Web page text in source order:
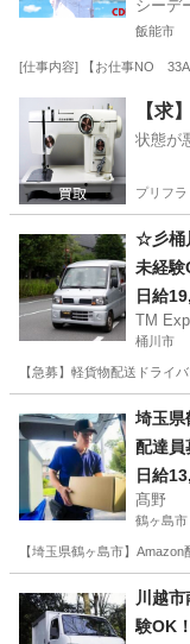
シーデ
飯能市
[仕事内容] 【お仕事NO
埼玉 飯能市 その他
【求
状態が
プリフラ
☆彡桶
未経
日給
TM
桶川市
【急募】軽貨物配送ドライ
ドライ
埼玉県
配達員
日給
髙野
鶴ヶ島市
【埼玉県鶴ヶ島市】
ド
川越
験OK